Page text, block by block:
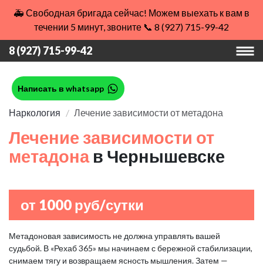
🚑 Свободная бригада сейчас! Можем выехать к вам в
течении 5 минут, звоните 📞 8 (927) 715-99-42
8 (927) 715-99-42
Написать в whatsapp
Наркология Лечение зависимости от метадона
Лечение зависимости от
метадона в Чернышевске
от 1000 руб/сутки
Метадоновая зависимость не должна управлять вашей
судьбой. В «Рехаб 365» мы начинаем с бережной стабилизации,
снимаем тягу и возвращаем ясность мышления. Затем —